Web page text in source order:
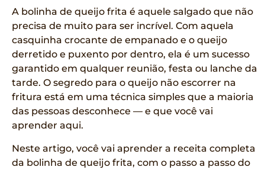
A bolinha de queijo frita é aquele salgado que não
precisa de muito para ser incrível. Com aquela
casquinha crocante de empanado e o queijo
derretido e puxento por dentro, ela é um sucesso
garantido em qualquer reunião, festa ou lanche da
tarde. O segredo para o queijo não escorrer na
fritura está em uma técnica simples que a maioria
das pessoas desconhece — e que você vai
aprender aqui.
Neste artigo, você vai aprender a receita completa
da bolinha de queijo frita, com o passo a passo do